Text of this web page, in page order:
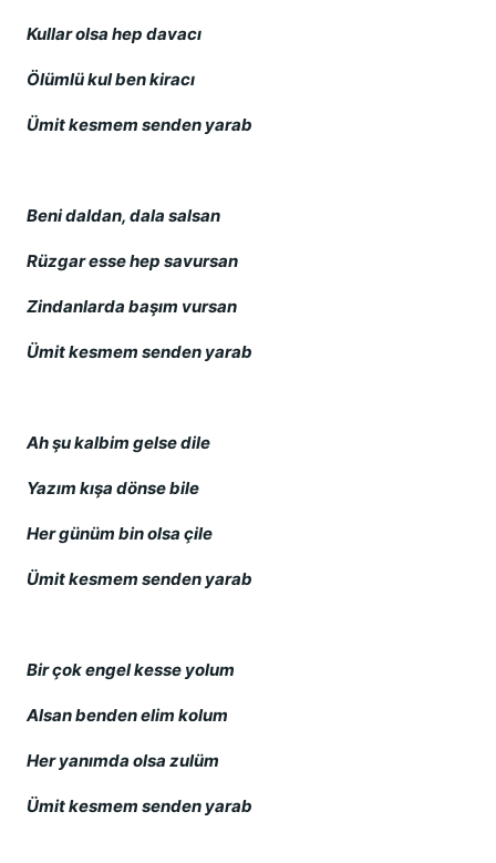
Kullar olsa hep davacı
Ölümlü kul ben kiracı
Ümit kesmem senden yarab
Beni daldan, dala salsan
Rüzgar esse hep savursan
Zindanlarda başım vursan
Ümit kesmem senden yarab
Ah şu kalbim gelse dile
Yazım kışa dönse bile
Her günüm bin olsa çile
Ümit kesmem senden yarab
Bir çok engel kesse yolum
Alsan benden elim kolum
Her yanımda olsa zulüm
Ümit kesmem senden yarab